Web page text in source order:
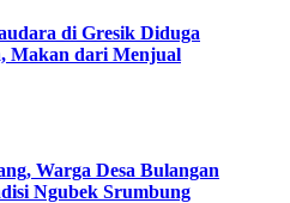
di Gresik Diduga
Makan dari Menjual
Warga Desa Bulangan
Ngubek Srumbung